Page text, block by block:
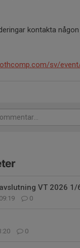
kontakta
sv/
VT 2026 1/
0
0